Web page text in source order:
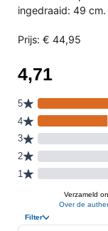
ingedraaid: 49 cm.
Prijs: € 44,95